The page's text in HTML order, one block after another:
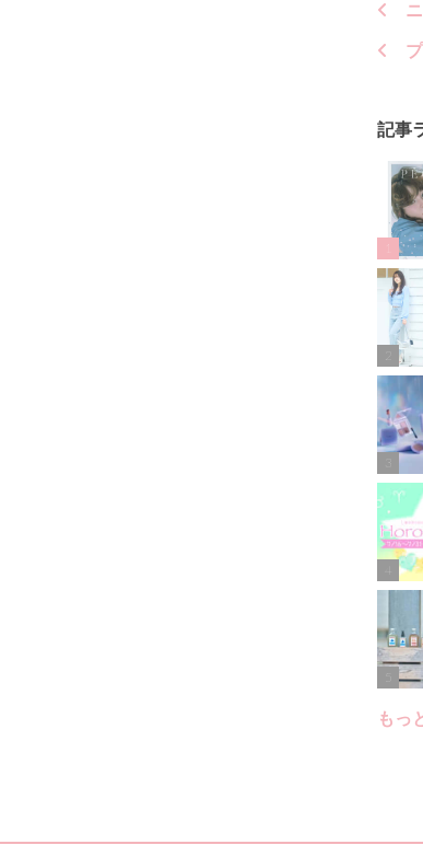
記事
3
4
もっ